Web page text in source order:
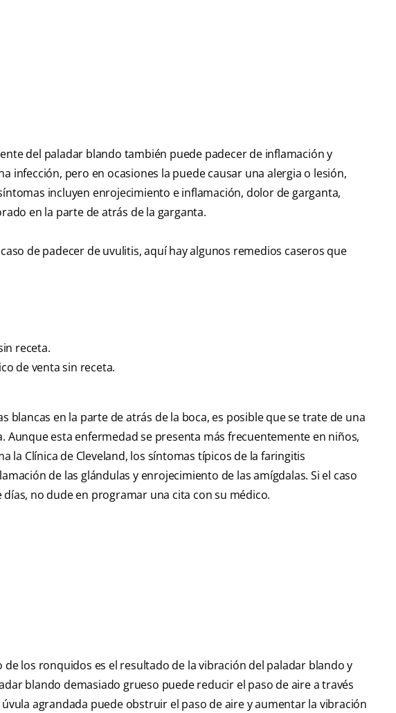
del paladar blando también puede padecer de inflamación y
infección, pero en ocasiones la puede causar una alergia o lesión,
incluyen enrojecimiento e inflamación, dolor de garganta,
en la parte de atrás de la garganta.
de padecer de uvulitis, aquí hay algunos remedios caseros que
receta.
de venta sin receta.
blancas en la parte de atrás de la boca, es posible que se trate de una
esta enfermedad se presenta más frecuentemente en niños,
la Clínica de Cleveland, los síntomas típicos de la faringitis
de las glándulas y enrojecimiento de las amígdalas. Si el caso
no dude en programar una cita con su médico.
de los ronquidos es el resultado de la vibración del paladar blando y
blando demasiado grueso puede reducir el paso de aire a través
agrandada puede obstruir el paso de aire y aumentar la vibración